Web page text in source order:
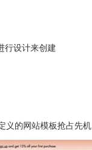
行设计来创建
义的网站模板抢占先